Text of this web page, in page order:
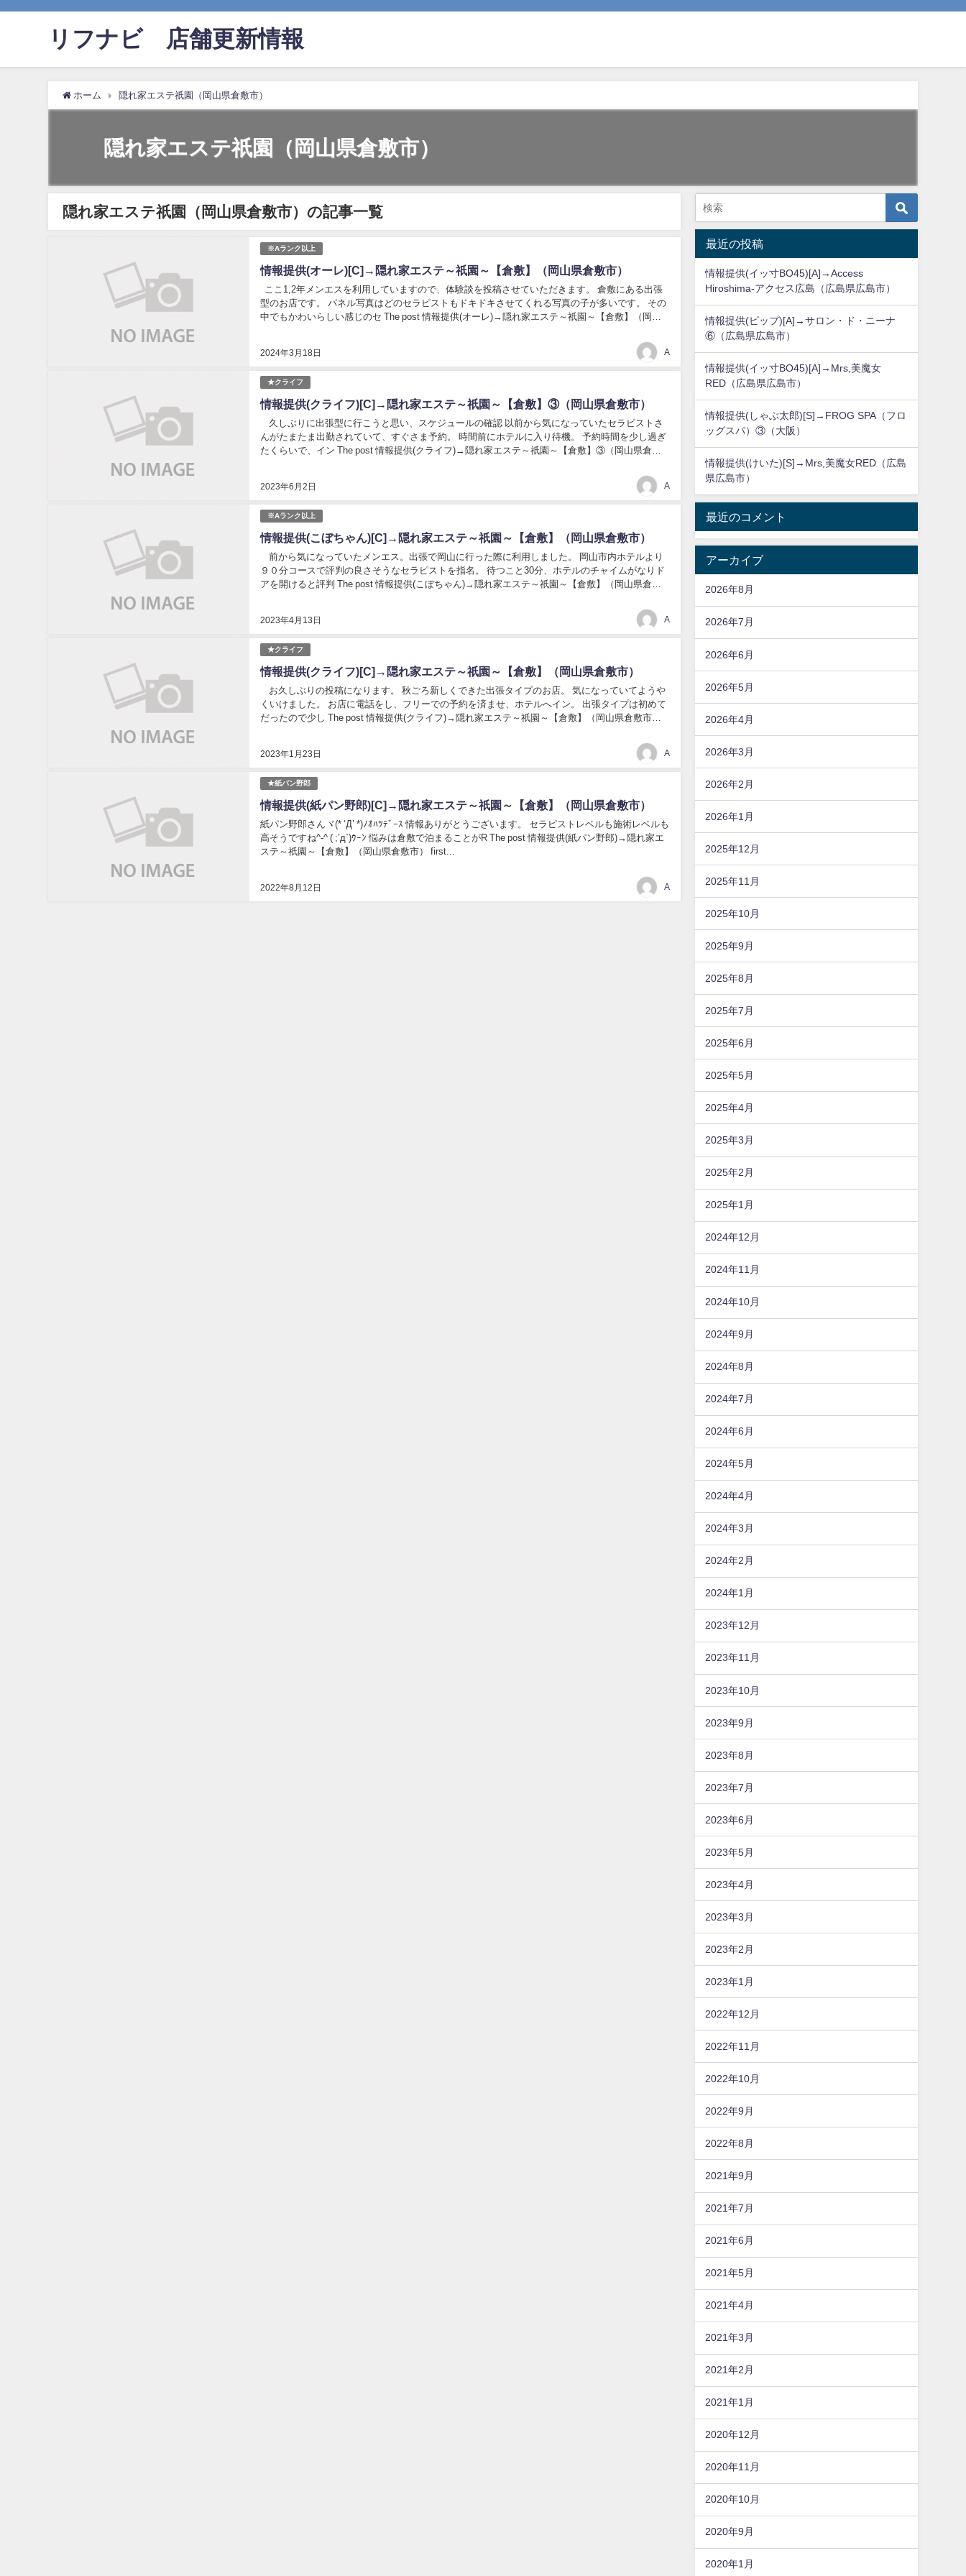
リフナビ®店舗更新情報
ホーム 隠れ家エステ祇園（岡山県倉敷市）
隠れ家エステ祇園（岡山県倉敷市）
隠れ家エステ祇園（岡山県倉敷市）の記事一覧
※Aランク以上
情報提供(オーレ)[C]→隠れ家エステ～祇園～【倉敷】（岡山県倉敷市）
2024年3月18日
ここ1,2年メンエスを利用していますので、体験談を投稿させていただきます。 倉敷にある出張
型のお店です。 パネル写真はどのセラピストもドキドキさせてくれる写真の子が多いです。 その
中でもかわいらしい感じのセ The post 情報提供(オーレ)→隠れ家エステ～祇園～【倉敷】（岡山
A
★クライフ
情報提供(クライフ)[C]→隠れ家エステ～祇園～【倉敷】③（岡山県倉敷市）
2023年6月2日
久しぶりに出張型に行こうと思い、スケジュールの確認 以前から気になっていたセラピストさ
んがたまたま出勤されていて、すぐさま予約。 時間前にホテルに入り待機。 予約時間を少し過ぎ
たくらいで、イン The post 情報提供(クライフ)→隠れ家エステ～祇園～【倉敷】③（岡山県倉敷
A
※Aランク以上
情報提供(こぼちゃん)[C]→隠れ家エステ～祇園～【倉敷】（岡山県倉敷市）
2023年4月13日
前から気になっていたメンエス。出張で岡山に行った際に利用しました。 岡山市内ホテルより
９０分コースで評判の良さそうなセラピストを指名。 待つこと30分、ホテルのチャイムがなりド
アを開けると評判 The post 情報提供(こぼちゃん)→隠れ家エステ～祇園～【倉敷】（岡山県倉敷
A
★クライフ
情報提供(クライフ)[C]→隠れ家エステ～祇園～【倉敷】（岡山県倉敷市）
2023年1月23日
お久しぶりの投稿になります。 秋ごろ新しくできた出張タイプのお店。 気になっていてようや
くいけました。 お店に電話をし、フリーでの予約を済ませ、ホテルへイン。 出張タイプは初めて
だったので少し The post 情報提供(クライフ)→隠れ家エステ～祇園～【倉敷】（岡山県倉敷市）
A
★紙パン野郎
情報提供(紙パン野郎)[C]→隠れ家エステ～祇園～【倉敷】（岡山県倉敷市）
2022年8月12日
紙パン野郎さんヾ(* ‘Д’ *)ﾉｵﾊﾂﾃﾞｰｽ 情報ありがとうございます。 セラピストレベルも施術レベルも
高そうですね^-^ ( ;’д`)ｳｰﾝ 悩みは倉敷で泊まることがR The post 情報提供(紙パン野郎)→隠れ家エ
ステ～祇園～【倉敷】（岡山県倉敷市） first...
A
最近の投稿
情報提供(イッ寸BO45)[A]→Access
Hiroshima-アクセス広島（広島県広島市）
情報提供(ピップ)[A]→サロン・ド・ニーナ
⑥（広島県広島市）
情報提供(イッ寸BO45)[A]→Mrs,美魔女
RED（広島県広島市）
情報提供(しゃぶ太郎)[S]→FROG SPA（フロ
ッグスパ）③（大阪）
情報提供(けいた)[S]→Mrs,美魔女RED（広島
県広島市）
最近のコメント
アーカイブ
2026年8月
2026年7月
2026年6月
2026年5月
2026年4月
2026年3月
2026年2月
2026年1月
2025年12月
2025年11月
2025年10月
2025年9月
2025年8月
2025年7月
2025年6月
2025年5月
2025年4月
2025年3月
2025年2月
2025年1月
2024年12月
2024年11月
2024年10月
2024年9月
2024年8月
2024年7月
2024年6月
2024年5月
2024年4月
2024年3月
2024年2月
2024年1月
2023年12月
2023年11月
2023年10月
2023年9月
2023年8月
2023年7月
2023年6月
2023年5月
2023年4月
2023年3月
2023年2月
2023年1月
2022年12月
2022年11月
2022年10月
2022年9月
2022年8月
2021年9月
2021年7月
2021年6月
2021年5月
2021年4月
2021年3月
2021年2月
2021年1月
2020年12月
2020年11月
2020年10月
2020年9月
2020年1月